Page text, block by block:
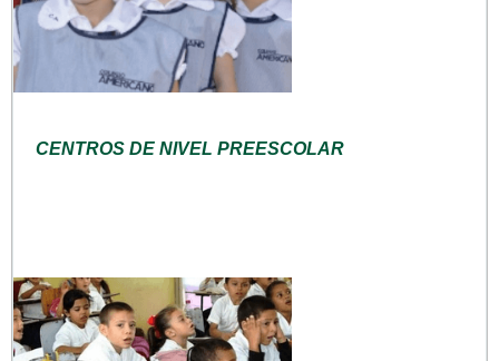
CENTROS DE NIVEL PREESCOLAR